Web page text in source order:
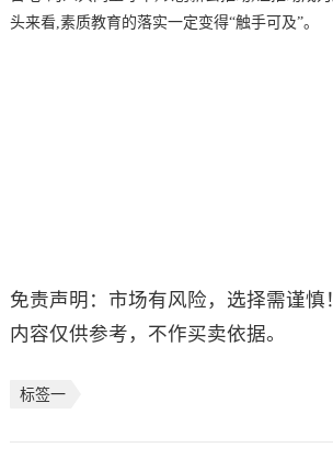
头来看,素质教育的落实一定变得“触手可及”。
免责声明：市场有风险，选择需谨慎
内容仅供参考，不作买卖依据。
标签一